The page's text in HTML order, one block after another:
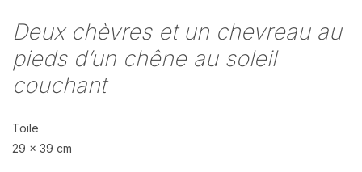
Deux chèvres et un chevreau au
pieds d’un chêne au soleil
couchant
Toile
29 x 39 cm